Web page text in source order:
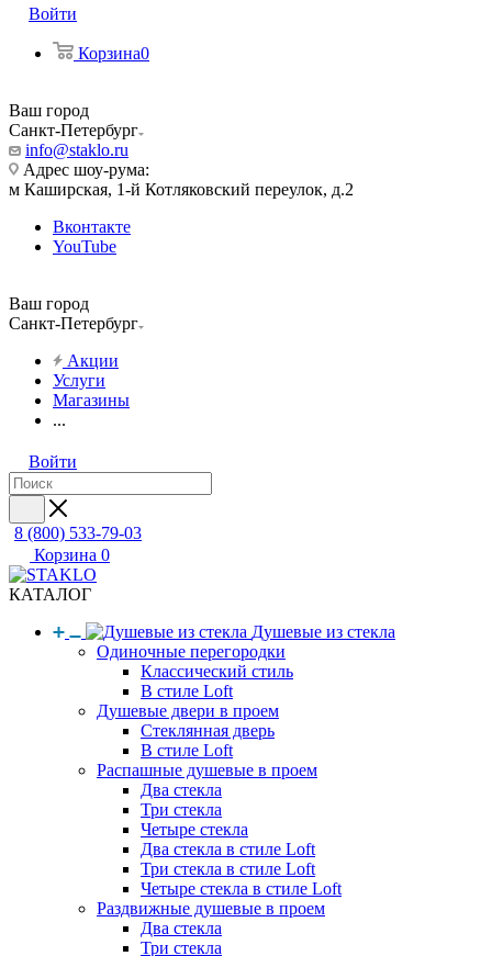
Войти
Корзина0
Ваш город
Санкт-Петербург
info@staklo.ru
Адрес шоу-рума:
м Каширская, 1-й Котляковский переулок, д.2
Вконтакте
YouTube
Ваш город
Санкт-Петербург
Акции
Услуги
Магазины
...
Войти
8 (800) 533-79-03
Корзина 0
КАТАЛОГ
Душевые из стекла
Одиночные перегородки
Классический стиль
В стиле Loft
Душевые двери в проем
Стеклянная дверь
В стиле Loft
Распашные душевые в проем
Два стекла
Три стекла
Четыре стекла
Два стекла в стиле Loft
Три стекла в стиле Loft
Четыре стекла в стиле Loft
Раздвижные душевые в проем
Два стекла
Три стекла